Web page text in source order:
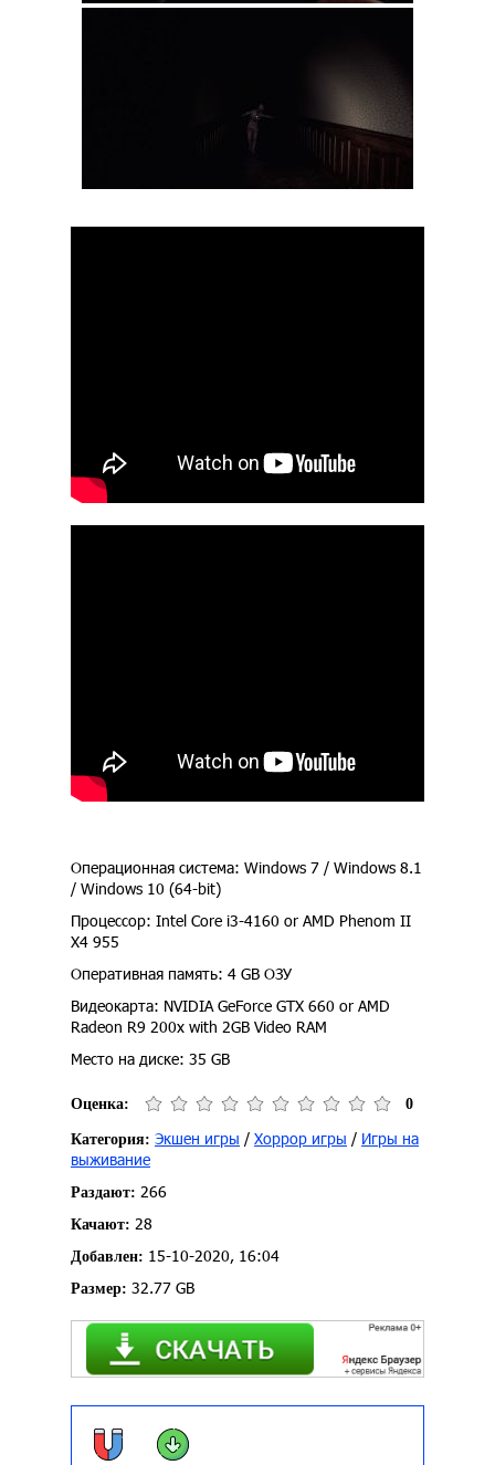
Операционная система: Windows 7 / Windows 8.1
/ Windows 10 (64-bit)
Процессор: Intel Core i3-4160 or AMD Phenom II
X4 955
Оперативная память: 4 GB ОЗУ
Видеокарта: NVIDIA GeForce GTX 660 or AMD
Radeon R9 200x with 2GB Video RAM
Место на диске: 35 GB
Оценка: 0
Категория: Экшен игры / Хоррор игры / Игры на
выживание
Раздают: 266
Качают: 28
Добавлен: 15-10-2020, 16:04
Размер: 32.77 GB